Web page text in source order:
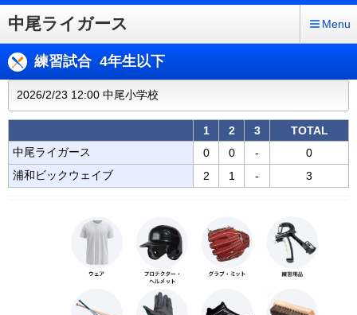
中尾ライガース Menu
練習試合 4年生以下
2026/2/23 12:00 中尾小学校
1 2 3
TOTAL
中尾ライガース
0 0 -
0
浦和ビックウェイブ
2 1 - 3